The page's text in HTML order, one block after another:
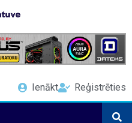
Ienākt Reģistrēties